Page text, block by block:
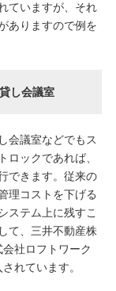
ていますが、それ
ありますので例を
し会議室
会議室などでもス
ロックであれば、
できます。従来の
理コストを下げる
ステム上に残すこ
て、三井不動産株
社ロフトワーク
れています。